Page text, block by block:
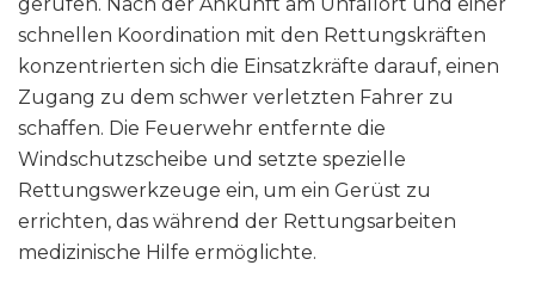
schnellen Koordination mit den Rettungskräften
konzentrierten sich die Einsatzkräfte darauf, einen
Zugang zu dem schwer verletzten Fahrer zu
schaffen. Die Feuerwehr entfernte die
Windschutzscheibe und setzte spezielle
Rettungswerkzeuge ein, um ein Gerüst zu
errichten, das während der Rettungsarbeiten
medizinische Hilfe ermöglichte.